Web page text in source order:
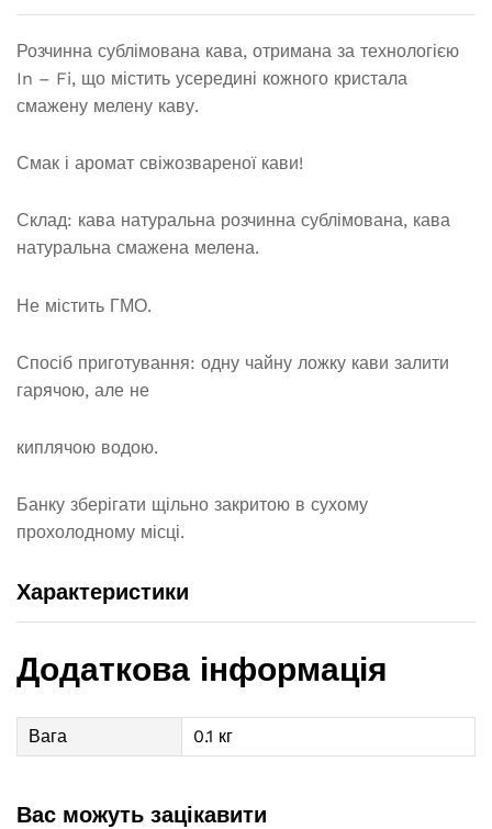
Розчинна сублімована кава, отримана за технологією
In – Fi, що містить усередині кожного кристала
смажену мелену каву.
Смак і аромат свіжозвареної кави!
Склад: кава натуральна розчинна сублімована, кава
натуральна смажена мелена.
Не містить ГМО.
Спосіб приготування: одну чайну ложку кави залити
гарячою, але не
киплячою водою.
Банку зберігати щільно закритою в сухому
прохолодному місці.
Характеристики
Додаткова інформація
Вага 0.1 кг
Вас можуть зацікавити